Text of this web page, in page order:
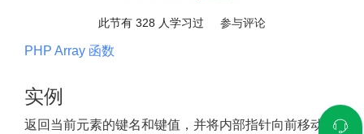
此节有 328 人学习过 参与评论
PHP Array 函数
实例
返回当前元素的键名和键值，并将内部指针向前移动：